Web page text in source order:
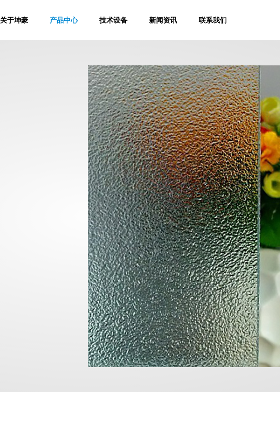
关于坤豪 产品中心 技术设备 新闻资讯 联系我们